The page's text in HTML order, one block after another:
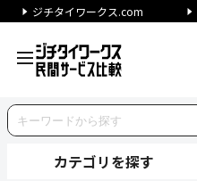
ジチタイワークス.com
カテゴリを探す